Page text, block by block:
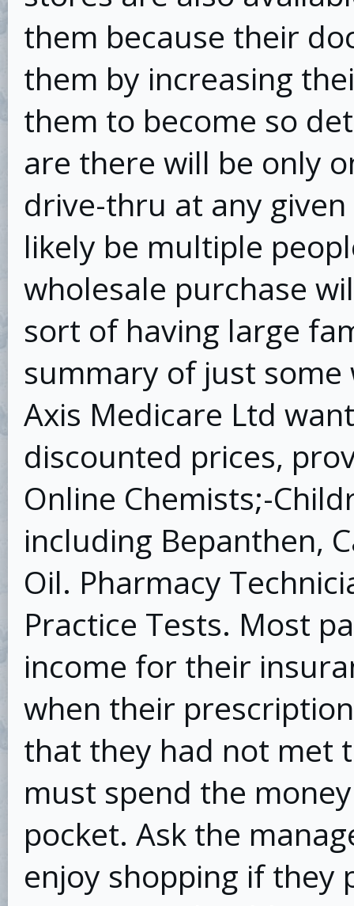
them because their
them by increasing
them to become so
are there will be only
drive-thru at any
likely be multiple
wholesale purchase
sort of having large
summary of just
Axis Medicare Ltd
discounted prices,
Online Chemists;-
including Bepanthen,
Oil. Pharmacy
Practice Tests. Most
income for their
when their
that they had not met
must spend the
pocket. Ask the
enjoy shopping if they